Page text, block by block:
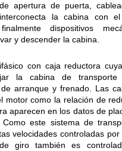
apertura de puerta,
la cabina con
dispositivos
y descender la cabina.
con caja reductora
la cabina de transporte
arranque y frenado. Las
motor como la relación de
aparecen en los datos de
Como este sistema de
velocidades controladas por
giro también es